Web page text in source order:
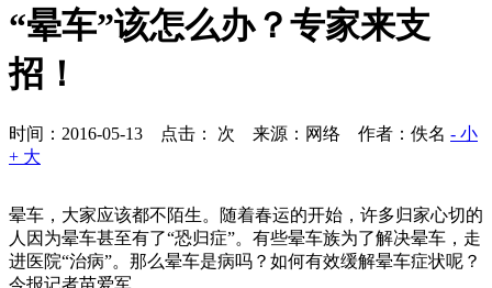
“晕车”该怎么办？专家来支
招！
时间：2016-05-13 点击： 次 来源：网络 作者：佚名 - 小
+ 大
晕车，大家应该都不陌生。随着春运的开始，许多归家心切的
人因为晕车甚至有了“恐归症”。有些晕车族为了解决晕车，走
进医院“治病”。那么晕车是病吗？如何有效缓解晕车症状呢？
今报记者苗爱军